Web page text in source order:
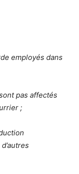
employés dans
pas affectés
;